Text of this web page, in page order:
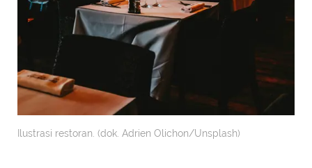
Ilustrasi restoran. (dok. Adrien Olichon/Unsplash)